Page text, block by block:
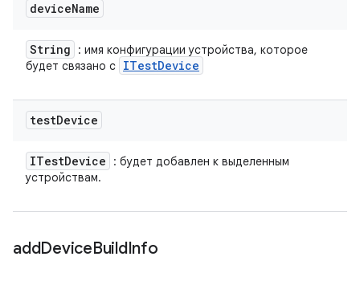
deviceName
String
: имя конфигурации устройства, которое
будет связано с ITestDevice
testDevice
ITestDevice
: будет добавлен к выделенным
устройствам.
addDeviceBuildInfo